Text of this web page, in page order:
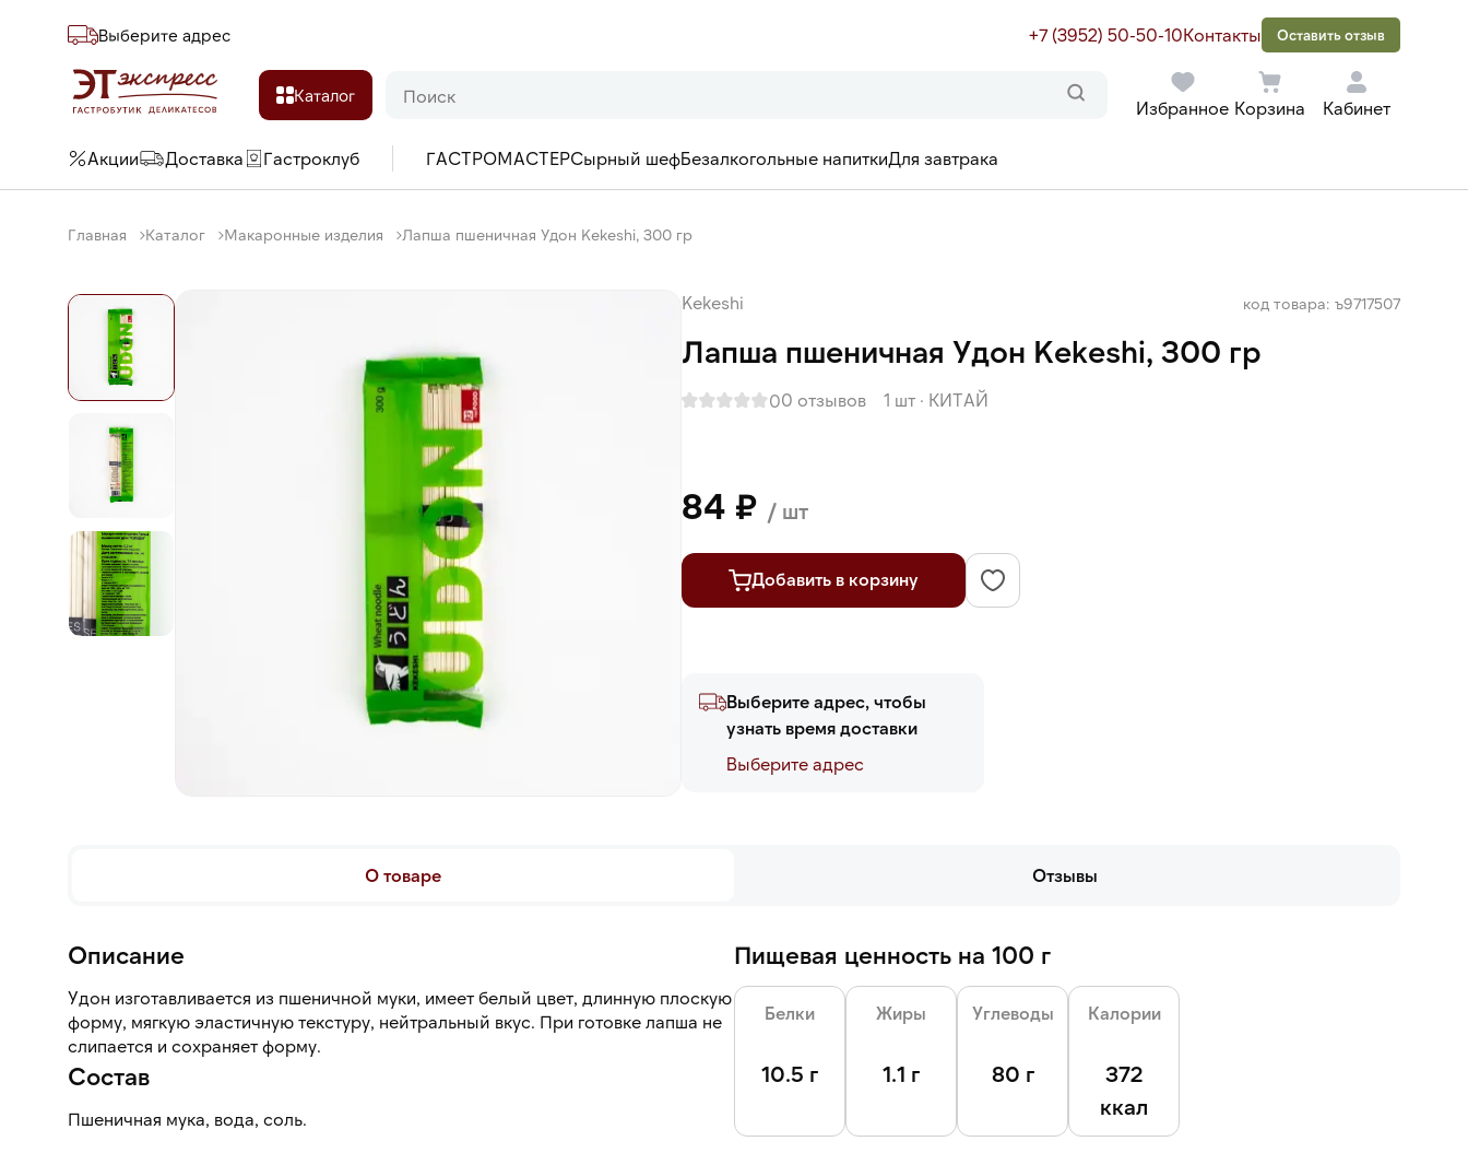
Выберите адреc +7 (3952) 50-50-10Контакты Оставить отзыв
Каталог
Избранное Корзина Кабинет
Акции Доставка Гастроклуб ГАСТРОМАСТЕРСырный шефБезалкогольные напиткиДля завтрака
Главная Каталог Макаронные изделия Лапша пшеничная Удон Kekeshi, 300 гр
Kekeshi код товара: ъ9717507
Лапша пшеничная Удон Kekeshi, 300 гр
00 отзывов 1 шт · КИТАЙ
84 ₽ / шт
Добавить в корзину
Выберите адрес, чтобы
узнать время доставки
Выберите адреc
О товаре Отзывы
Описание
Удон изготавливается из пшеничной муки, имеет белый цвет, длинную плоскую
форму, мягкую эластичную текстуру, нейтральный вкус. При готовке лапша не
слипается и сохраняет форму.
Состав
Пшеничная мука, вода, соль.
Пищевая ценность на 100 г
Белки
10.5 г
Жиры
1.1 г
Углеводы
80 г
Калории
372
ккал